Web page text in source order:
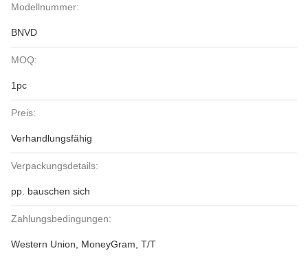
Modellnummer:
BNVD
MOQ:
1pc
Preis:
Verhandlungsfähig
Verpackungsdetails:
pp. bauschen sich
Zahlungsbedingungen:
Western Union, MoneyGram, T/T